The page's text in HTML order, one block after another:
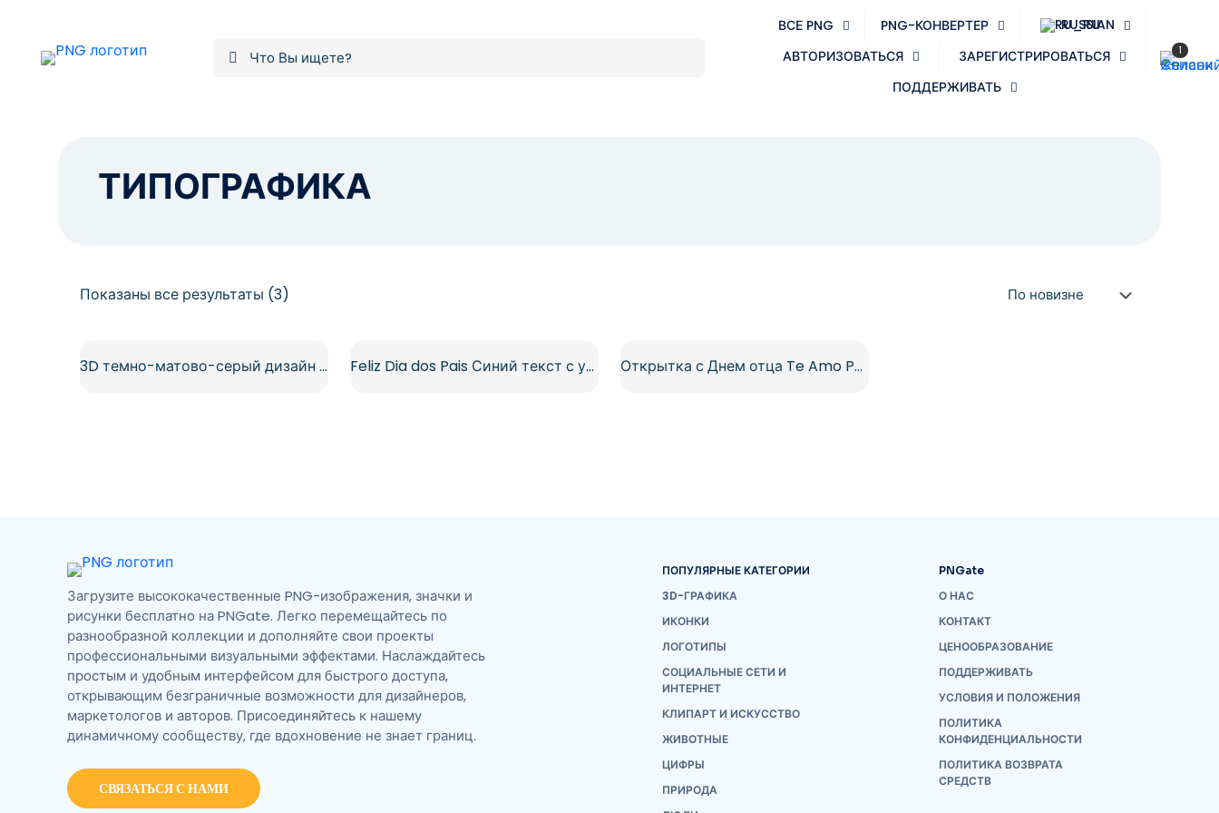
ВСЕ PNG PNG-КОНВЕРТЕР
RUSSIAN
АВТОРИЗОВАТЬСЯ
ЗАРЕГИСТРИРОВАТЬСЯ
ПОДДЕРЖИВАТЬ
1
ТИПОГРАФИКА
Показаны все результаты (3)Сортировка:
3D темно-матово-серый дизайн типографики бесплатно PNG
Feliz Dia dos Pais Синий текст с усами и бабочкой Бесплатно PNG Открытка с Днем отца Te Amo Pai бесплатно PNG
Загрузите высококачественные PNG-изображения, значки и
рисунки бесплатно на PNGate. Легко перемещайтесь по
разнообразной коллекции и дополняйте свои проекты
профессиональными визуальными эффектами. Наслаждайтесь
простым и удобным интерфейсом для быстрого доступа,
открывающим безграничные возможности для дизайнеров,
маркетологов и авторов. Присоединяйтесь к нашему
динамичному сообществу, где вдохновение не знает границ.
СВЯЗАТЬСЯ С НАМИ
ПОПУЛЯРНЫЕ КАТЕГОРИИ
3D-ГРАФИКА
ИКОНКИ
ЛОГОТИПЫ
СОЦИАЛЬНЫЕ СЕТИ И
ИНТЕРНЕТ
КЛИПАРТ И ИСКУССТВО
ЖИВОТНЫЕ
ЦИФРЫ
ПРИРОДА
PNGate
О НАС
КОНТАКТ
ЦЕНООБРАЗОВАНИЕ
ПОДДЕРЖИВАТЬ
УСЛОВИЯ И ПОЛОЖЕНИЯ
ПОЛИТИКА
КОНФИДЕНЦИАЛЬНОСТИ
ПОЛИТИКА ВОЗВРАТА
СРЕДСТВ